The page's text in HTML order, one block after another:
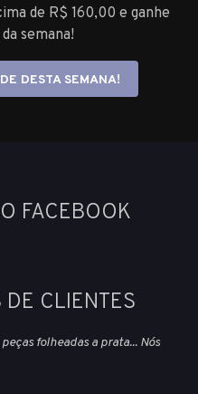
de R$ 160,00 e ganhe
semana!
DESTA SEMANA!
FACEBOOK
CLIENTES
folheadas a prata... Nós